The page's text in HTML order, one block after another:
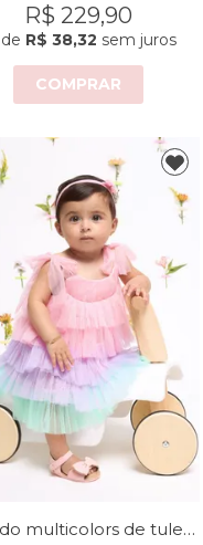
R$ 229,90
de R$ 38,32 sem juros
COMPRAR
Vestido multicolors de tule em camadas